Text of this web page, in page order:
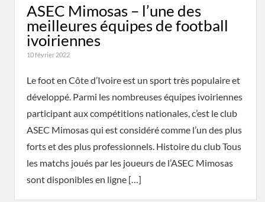
ASEC Mimosas – l’une des
meilleures équipes de football
ivoiriennes
10 février 2022
Le foot en Côte d’Ivoire est un sport très populaire et
développé. Parmi les nombreuses équipes ivoiriennes
participant aux compétitions nationales, c’est le club
ASEC Mimosas qui est considéré comme l’un des plus
forts et des plus professionnels. Histoire du club Tous
les matchs joués par les joueurs de l’ASEC Mimosas
sont disponibles en ligne […]